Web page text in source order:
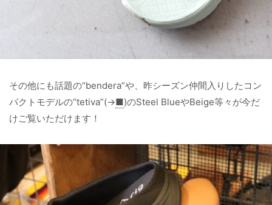
その他にも話題の“bendera”や、昨シーズン仲間入りしたコン
パクトモデルの“tetiva”(→■)のSteel BlueやBeige等々が今だ
けご覧いただけます！